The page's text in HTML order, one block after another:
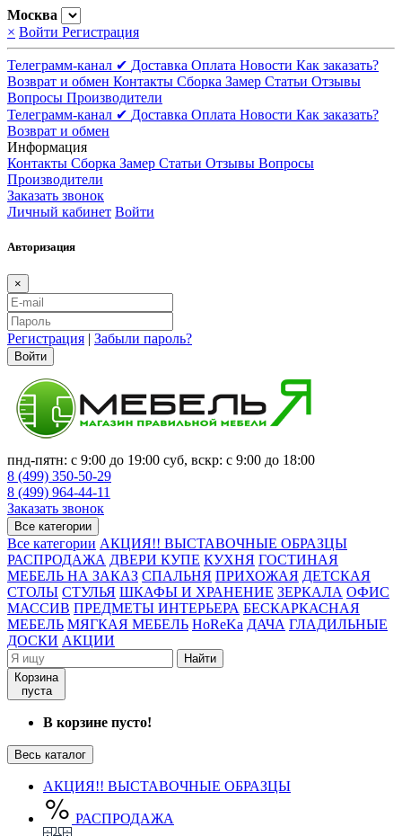
Москва
× Войти Регистрация
Телеграмм-канал ✔ Доставка Оплата Новости Как заказать?
Возврат и обмен Контакты Сборка Замер Статьи Отзывы
Вопросы Производители
Телеграмм-канал ✔ Доставка Оплата Новости Как заказать?
Возврат и обмен
Информация
Контакты Сборка Замер Статьи Отзывы Вопросы
Производители
Заказать звонок
Личный кабинет Войти
Авторизация
×
Регистрация | Забыли пароль?
Войти
пнд-пятн: с 9:00 до 19:00 суб, вскр: с 9:00 до 18:00
8 (499) 350-50-29
8 (499) 964-44-11
Заказать звонок
Все категории
Все категории АКЦИЯ!! ВЫСТАВОЧНЫЕ ОБРАЗЦЫ
РАСПРОДАЖА ДВЕРИ КУПЕ КУХНЯ ГОСТИНАЯ
МЕБЕЛЬ НА ЗАКАЗ СПАЛЬНЯ ПРИХОЖАЯ ДЕТСКАЯ
СТОЛЫ СТУЛЬЯ ШКАФЫ И ХРАНЕНИЕ ЗЕРКАЛА ОФИС
МАССИВ ПРЕДМЕТЫ ИНТЕРЬЕРА БЕСКАРКАСНАЯ
МЕБЕЛЬ МЯГКАЯ МЕБЕЛЬ HoReKa ДАЧА ГЛАДИЛЬНЫЕ
ДОСКИ АКЦИИ
Найти
Корзина
пуста
В корзине пусто!
Весь каталог
АКЦИЯ!! ВЫСТАВОЧНЫЕ ОБРАЗЦЫ
РАСПРОДАЖА